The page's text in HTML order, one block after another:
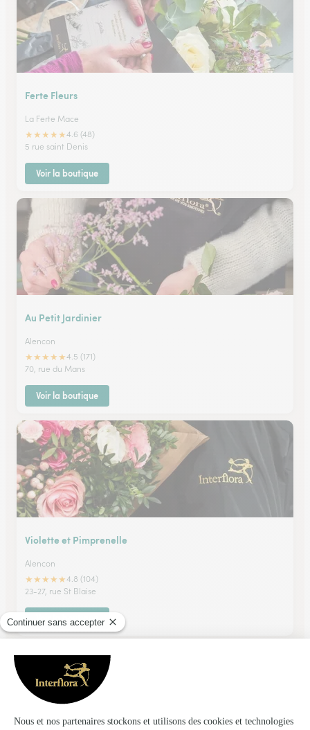
Ferte Fleurs
La Ferte Mace
★★★★★4.6 (48)
5 rue saint Denis
Voir la boutique
Au Petit Jardinier
Alencon
★★★★★4.5 (171)
70, rue du Mans
Voir la boutique
Violette et Pimprenelle
Alencon
★★★★★4.8 (104)
23-27, rue St Blaise
Voir la boutique